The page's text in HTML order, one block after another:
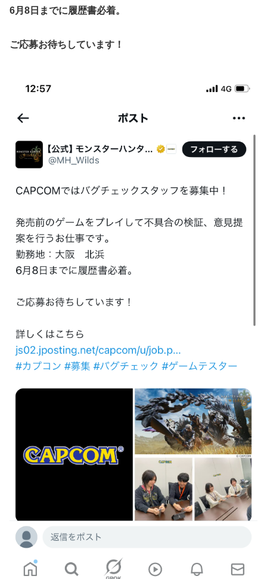
6月8日までに履歴書必着。
ご応募お待ちしています！